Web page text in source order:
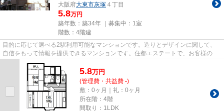
大阪府大東市灰塚 ４丁目
5.8万円
築年数：築34年 ｜募集中： 1室
階数：4階建
目的に応じて選べる2駅利用可能なマンションです。造りとデザインに関して、
自信をもって情報を提供できるマンションです。住都エステートで、お客様のお
好みの物件をお探しになりませ...
5.8万円
(管理費・共益費 -)
敷：0ヶ月｜礼：0ヶ月
所在階：4階
間取り：1LDK